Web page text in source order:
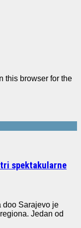
this browser for the
spektakularne
doo Sarajevo je
Jedan od